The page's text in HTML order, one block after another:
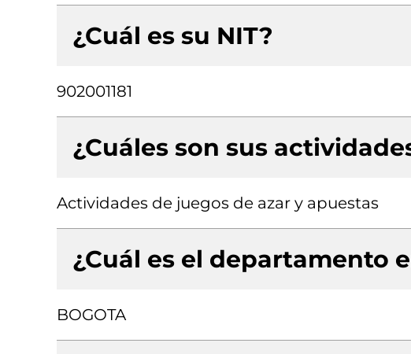
¿Cuál es su NIT?
902001181
¿Cuáles son sus
Actividades de juegos de azar y apuestas
¿Cuál es el departamento
BOGOTA